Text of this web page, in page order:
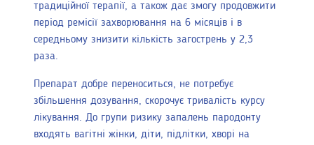
традиційної терапії, а також дає змогу продовжити
період ремісії захворювання на 6 місяців і в
середньому знизити кількість загострень у 2,3
раза.
Препарат добре переноситься, не потребує
збільшення дозування, скорочує тривалість курсу
лікування. До групи ризику запалень пародонту
входять вагітні жінки, діти, підлітки, хворі на